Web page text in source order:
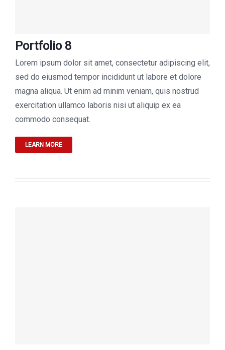
Portfolio 8
Lorem ipsum dolor sit amet, consectetur adipiscing elit,
sed do eiusmod tempor incididunt ut labore et dolore
magna aliqua. Ut enim ad minim veniam, quis nostrud
exercitation ullamco laboris nisi ut aliquip ex ea
commodo consequat.
LEARN MORE